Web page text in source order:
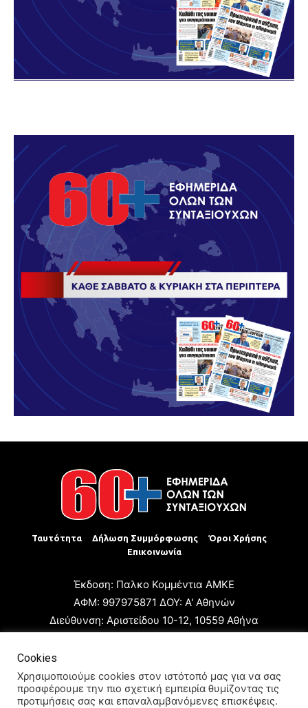
Ταυτότητα Δήλωση Συμμόρφωσης
Όροι Χρήσης
Επικοινωνία
Έκδοση: Παλκο Κομμέντια ΑΜΚΕ
ΑΦΜ: 997975871 ΔΟΥ: Α' Αθηνών
Διεύθυνση: Αριστείδου 10-12, 10559 Αθήνα
Ιδιοκτήτης: Παλκο Κομμέντια ΑΜΚΕ
Διευθυντής: Ιωάννης Παπαγεωργίου
Cookies
Χρησιμοποιούμε cookies στον ιστότοπό μας για να σας
προσφέρουμε την πιο σχετική εμπειρία θυμίζοντας τις
προτιμήσεις σας και επαναλαμβανόμενες επισκέψεις.